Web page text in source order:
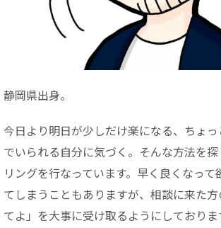
静岡県出身。
今日より明日が少しだけ楽になる、ちょ
でいられる自分に気づく。そんな方法を
リングを行なっています。早く良くなっ
てしまうこともありますが、相談に来た
てよ」を大事に受け取るようにしておりま